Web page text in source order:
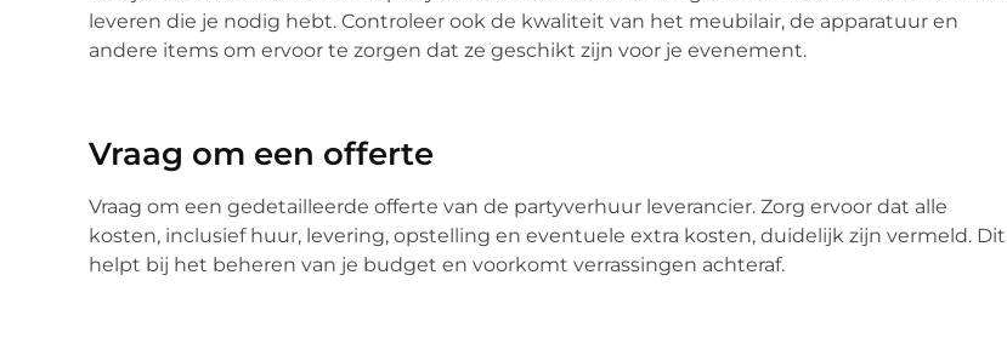
leveren die je nodig hebt. Controleer ook de kwaliteit van het meubilair, de apparatuur en
andere items om ervoor te zorgen dat ze geschikt zijn voor je evenement.
Vraag om een offerte
Vraag om een gedetailleerde offerte van de partyverhuur leverancier. Zorg ervoor dat alle
kosten, inclusief huur, levering, opstelling en eventuele extra kosten, duidelijk zijn vermeld. Dit
helpt bij het beheren van je budget en voorkomt verrassingen achteraf.